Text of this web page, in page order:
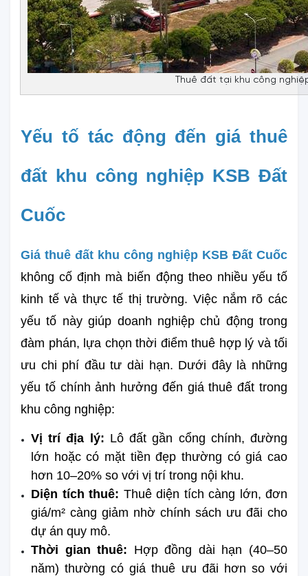
Thuê đất tại khu công
Yếu tố tác động đến giá thuê
đất khu công nghiệp KSB Đất
Cuốc
Giá thuê đất khu công nghiệp KSB Đất Cuốc
không cố định mà biến động theo nhiều yếu tố
kinh tế và thực tế thị trường. Việc nắm rõ các
yếu tố này giúp doanh nghiệp chủ động trong
đàm phán, lựa chọn thời điểm thuê hợp lý và tối
ưu chi phí đầu tư dài hạn. Dưới đây là những
yếu tố chính ảnh hưởng đến giá thuê đất trong
khu công nghiệp:
Vị trí địa lý: Lô đất gần cổng chính, đường
lớn hoặc có mặt tiền đẹp thường có giá cao
hơn 10–20% so với vị trí trong nội khu.
Diện tích thuê: Thuê diện tích càng lớn, đơn
giá/m² càng giảm nhờ chính sách ưu đãi cho
dự án quy mô.
Thời gian thuê: Hợp đồng dài hạn (40–50
năm) thường có giá thuê ưu đãi hơn so với